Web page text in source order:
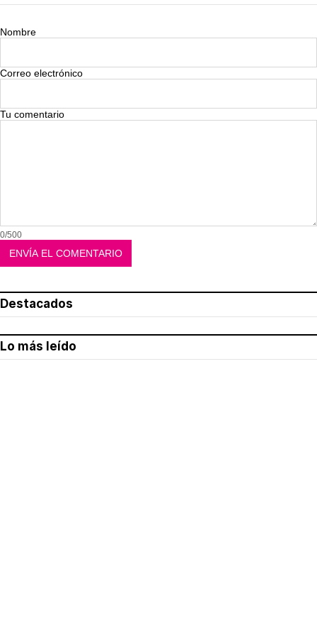
Nombre
Correo electrónico
Tu comentario
0/500
Destacados
Lo más leído